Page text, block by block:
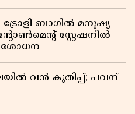
ബാഗിൽ മനുഷ്യ
സ്റ്റേഷനിൽ
വന്‍ കുതിപ്പ്; പവന്